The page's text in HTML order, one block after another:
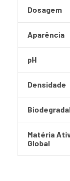
Dosagem
Aparência
pH
Densidade
Matéria
Global